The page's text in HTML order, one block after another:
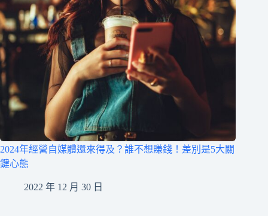
2024年經營自媒體還來得及？誰不想賺錢！差別是5大關
鍵心態
2022 年 12 月 30 日